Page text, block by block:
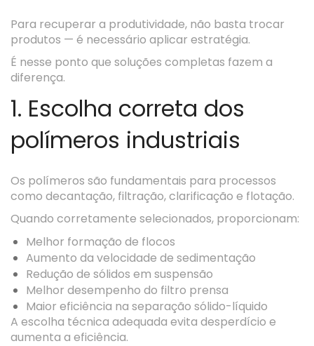
Para recuperar a produtividade, não basta trocar
produtos — é necessário aplicar estratégia.
É nesse ponto que soluções completas fazem a
diferença.
1. Escolha correta dos
polímeros industriais
Os polímeros são fundamentais para processos
como decantação, filtração, clarificação e flotação.
Quando corretamente selecionados, proporcionam:
Melhor formação de flocos
Aumento da velocidade de sedimentação
Redução de sólidos em suspensão
Melhor desempenho do filtro prensa
Maior eficiência na separação sólido-líquido
A escolha técnica adequada evita desperdício e
aumenta a eficiência.